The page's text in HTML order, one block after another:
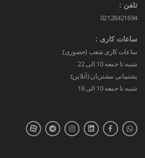
تلفن :
02128421694
ساعات کاری :
ساعات کاری شعب (حضوری):
شنبه تا جمعه 10 الی 22
پشتیبانی مشتریان (آنلاین):
شنبه تا جمعه 10 الی 18